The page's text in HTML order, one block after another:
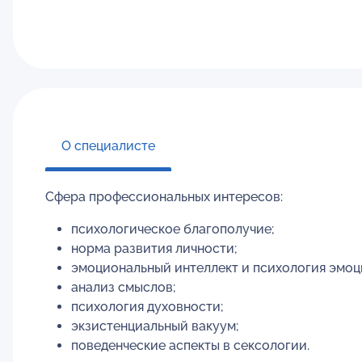
О специалисте
Сфера профессиональных интересов:
психологическое благополучие;
норма развития личности;
эмоциональный интеллект и психология
анализ смыслов;
психология духовности;
экзистенциальный вакуум;
поведенческие аспекты в сексологии.